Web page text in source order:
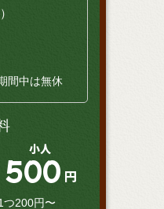
間中は無休
小人
500 円
つ200円〜